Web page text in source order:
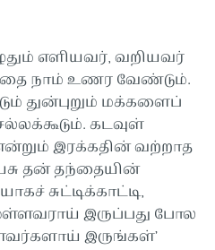
எளியவர், வறியவர்
நாம் உணர வேண்டும்.
துன்புறும் மக்களைப்
கடவுள்
இரக்கதின் வற்றாத
தன் தந்தையின்
சுட்டிக்காட்டி,
இருப்பது போல
இருங்கள்’